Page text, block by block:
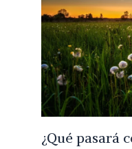
¿Qué pasará